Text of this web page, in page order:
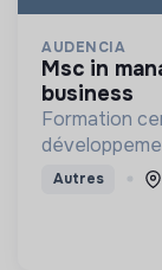
AUDENCIA
msc in management for sustainable
business
Formation
l'entreprise à
Autres